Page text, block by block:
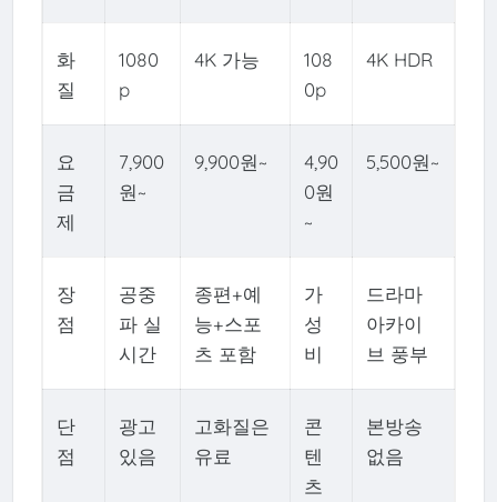
화
질
1080
p
4K 가능
108
0p
4K HDR
요
금
제
7,900
원~
9,900원~
4,90
0원
~
5,500원~
장
점
공중
파 실
시간
종편+예
능+스포
츠 포함
가
성
비
드라마
아카이
브 풍부
단
점
광고
있음
고화질은
유료
콘
텐
츠
본방송
없음